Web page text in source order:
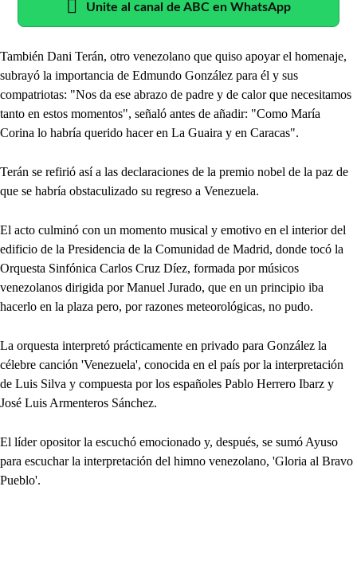
Unite al canal de ABC en WhatsApp
También Dani Terán, otro venezolano que quiso apoyar el homenaje,
subrayó la importancia de Edmundo González para él y sus
compatriotas: "Nos da ese abrazo de padre y de calor que necesitamos
tanto en estos momentos", señaló antes de añadir: "Como María
Corina lo habría querido hacer en La Guaira y en Caracas".
Terán se refirió así a las declaraciones de la premio nobel de la paz de
que se habría obstaculizado su regreso a Venezuela.
El acto culminó con un momento musical y emotivo en el interior del
edificio de la Presidencia de la Comunidad de Madrid, donde tocó la
Orquesta Sinfónica Carlos Cruz Díez, formada por músicos
venezolanos dirigida por Manuel Jurado, que en un principio iba
hacerlo en la plaza pero, por razones meteorológicas, no pudo.
La orquesta interpretó prácticamente en privado para González la
célebre canción 'Venezuela', conocida en el país por la interpretación
de Luis Silva y compuesta por los españoles Pablo Herrero Ibarz y
José Luis Armenteros Sánchez.
El líder opositor la escuchó emocionado y, después, se sumó Ayuso
para escuchar la interpretación del himno venezolano, 'Gloria al Bravo
Pueblo'.